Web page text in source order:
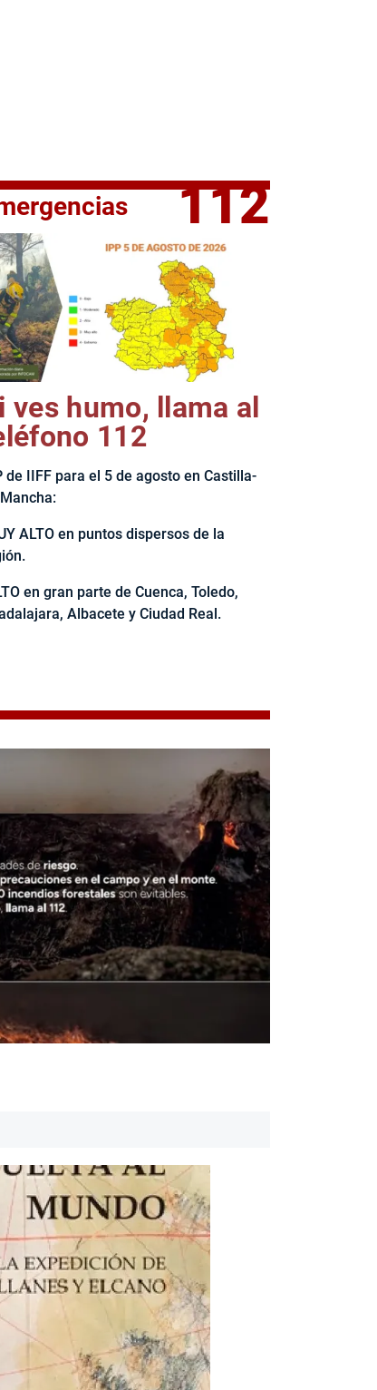
Ejecutivo castellanomanchego, Emiliano García-
112
ves humo, llama al
112
de IIFF para el 5 de agosto en Castilla-
ALTO en puntos dispersos de la
en gran parte de Cuenca, Toledo,
Albacete y Ciudad Real.